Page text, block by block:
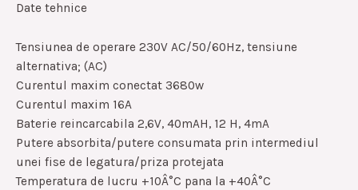
Date tehnice
Tensiunea de operare 230V AC/50/60Hz, tensiune
alternativa; (AC)
Curentul maxim conectat 3680w
Curentul maxim 16A
Baterie reincarcabila 2,6V, 40mAH, 12 H, 4mA
Putere absorbita/putere consumata prin intermediul
unei fise de legatura/priza protejata
Temperatura de lucru +10Â°C pana la +40Â°C